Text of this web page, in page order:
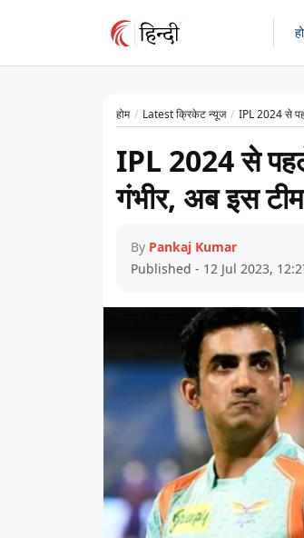
होम Latest क्रिकेट न्यूज IPL 2024 से
IPL 2024 से
गंभीर, अब इस
By Pankaj Kumar
Published - 12 Jul 2023,